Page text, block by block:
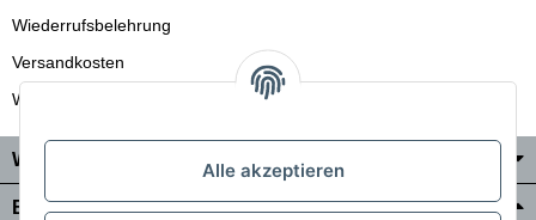
Wiederrufsbelehrung
Versandkosten
Wir liefern auch in die Schweiz
Wo Sie uns finden
Bezahlung & Versand
Alle akzeptieren